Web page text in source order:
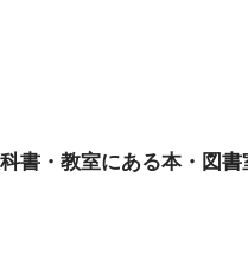
書・教室にある本・図